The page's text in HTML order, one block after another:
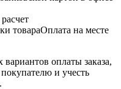
Оплата на месте
оплаты заказа,
и учесть